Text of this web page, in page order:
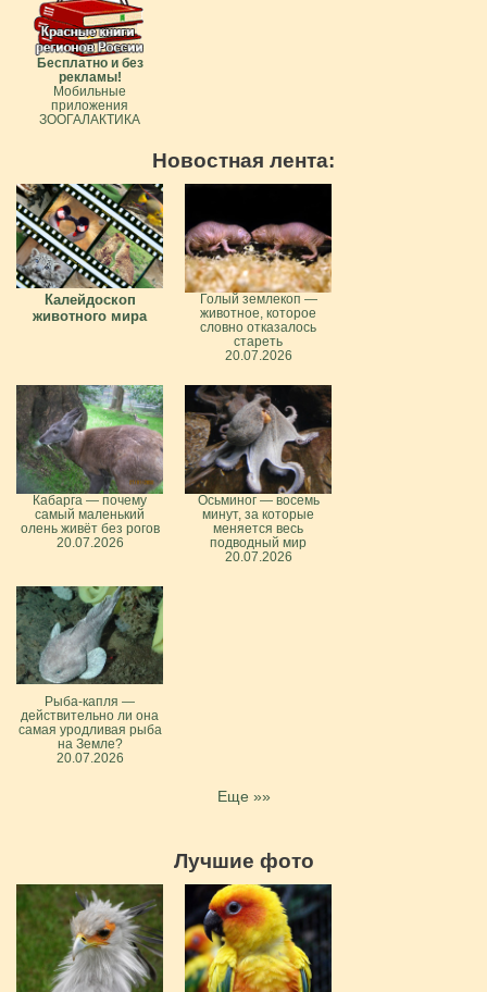
Бесплатно и без
рекламы!
Мобильные
приложения
ЗООГАЛАКТИКА
Новостная лента:
Калейдоскоп
животного мира
Голый землекоп —
животное, которое
словно отказалось
стареть
20.07.2026
Кабарга — почему
самый маленький
олень живёт без рогов
20.07.2026
Осьминог — восемь
минут, за которые
меняется весь
подводный мир
20.07.2026
Рыба-капля —
действительно ли она
самая уродливая рыба
на Земле?
20.07.2026
Еще »»
Лучшие фото